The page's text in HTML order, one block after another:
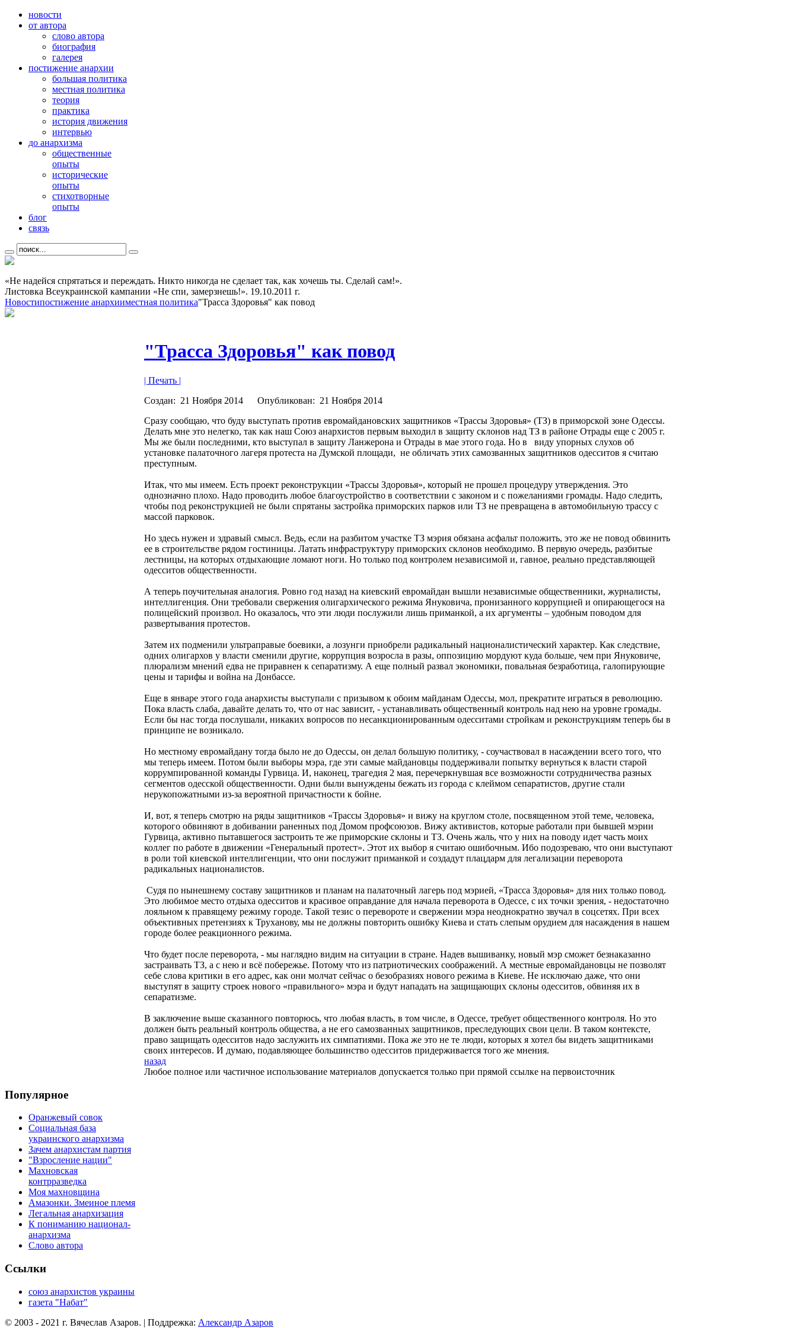
новости
от автора
слово автора
биография
галерея
постижение анархии
большая политика
местная политика
теория
практика
история движения
интервью
до анархизма
общественные
опыты
исторические
опыты
стихотворные
опыты
блог
связь
«Не надейся спрятаться и переждать. Никто никогда не сделает так, как хочешь ты. Сделай сам!».
Листовка Всеукраинской кампании «Не спи, замерзнешь!». 19.10.2011 г.
Новостипостижение анархииместная политика"Трасса Здоровья" как повод
"Трасса Здоровья" как повод
| Печать |
Создан: 21 Ноября 2014 Опубликован: 21 Ноября 2014
Сразу сообщаю, что буду выступать против евромайдановских защитников «Трассы Здоровья» (ТЗ) в приморской зоне Одессы.
Делать мне это нелегко, так как наш Союз анархистов первым выходил в защиту склонов над ТЗ в районе Отрады еще с 2005 г.
Мы же были последними, кто выступал в защиту Ланжерона и Отрады в мае этого года. Но в виду упорных слухов об
установке палаточного лагеря протеста на Думской площади, не обличать этих самозванных защитников одесситов я считаю
преступным.
Итак, что мы имеем. Есть проект реконструкции «Трассы Здоровья», который не прошел процедуру утверждения. Это
однозначно плохо. Надо проводить любое благоустройство в соответствии с законом и с пожеланиями громады. Надо следить,
чтобы под реконструкцией не были спрятаны застройка приморских парков или ТЗ не превращена в автомобильную трассу с
массой парковок.
Но здесь нужен и здравый смысл. Ведь, если на разбитом участке ТЗ мэрия обязана асфальт положить, это же не повод обвинить
ее в строительстве рядом гостиницы. Латать инфраструктуру приморских склонов необходимо. В первую очередь, разбитые
лестницы, на которых отдыхающие ломают ноги. Но только под контролем независимой и, гавное, реально представляющей
одесситов общественности.
А теперь поучительная аналогия. Ровно год назад на киевский евромайдан вышли независимые общественники, журналисты,
интеллигенция. Они требовали свержения олигархического режима Януковича, пронизанного коррупцией и опирающегося на
полицейский произвол. Но оказалось, что эти люди послужили лишь приманкой, а их аргументы – удобным поводом для
развертывания протестов.
Затем их подменили ультраправые боевики, а лозунги приобрели радикальный националистический характер. Как следствие,
одних олигархов у власти сменили другие, коррупция возросла в разы, оппозицию мордуют куда больше, чем при Януковиче,
плюрализм мнений едва не приравнен к сепаратизму. А еще полный развал экономики, повальная безработица, галопирующие
цены и тарифы и война на Донбассе.
Еще в январе этого года анархисты выступали с призывом к обоим майданам Одессы, мол, прекратите играться в революцию.
Пока власть слаба, давайте делать то, что от нас зависит, - устанавливать общественный контроль над нею на уровне громады.
Если бы нас тогда послушали, никаких вопросов по несанкционированным одесситами стройкам и реконструкциям теперь бы в
принципе не возникало.
Но местному евромайдану тогда было не до Одессы, он делал большую политику, - соучаствовал в насаждении всего того, что
мы теперь имеем. Потом были выборы мэра, где эти самые майдановцы поддерживали попытку вернуться к власти старой
коррумпированной команды Гурвица. И, наконец, трагедия 2 мая, перечеркнувшая все возможности сотрудничества разных
сегментов одесской общественности. Одни были вынуждены бежать из города с клеймом сепаратистов, другие стали
нерукопожатными из-за вероятной причастности к бойне.
И, вот, я теперь смотрю на ряды защитников «Трассы Здоровья» и вижу на круглом столе, посвященном этой теме, человека,
которого обвиняют в добивании раненных под Домом профсоюзов. Вижу активистов, которые работали при бывшей мэрии
Гурвица, активно пытавшегося застроить те же приморские склоны и ТЗ. Очень жаль, что у них на поводу идет часть моих
коллег по работе в движении «Генеральный протест». Этот их выбор я считаю ошибочным. Ибо подозреваю, что они выступают
в роли той киевской интеллигенции, что они послужит приманкой и создадут плацдарм для легализации переворота
радикальных националистов.
Судя по нынешнему составу защитников и планам на палаточный лагерь под мэрией, «Трасса Здоровья» для них только повод.
Это любимое место отдыха одесситов и красивое оправдание для начала переворота в Одессе, с их точки зрения, - недостаточно
лояльном к правящему режиму городе. Такой тезис о перевороте и свержении мэра неоднократно звучал в соцсетях. При всех
объективных претензиях к Труханову, мы не должны повторить ошибку Киева и стать слепым орудием для насаждения в нашем
городе более реакционного режима.
Что будет после переворота, - мы наглядно видим на ситуации в стране. Надев вышиванку, новый мэр сможет безнаказанно
застраивать ТЗ, а с нею и всё побережье. Потому что из патриотических соображений. А местные евромайдановцы не позволят
себе слова критики в его адрес, как они молчат сейчас о безобразиях нового режима в Киеве. Не исключаю даже, что они
выступят в защиту строек нового «правильного» мэра и будут нападать на защищающих склоны одесситов, обвиняя их в
сепаратизме.
В заключение выше сказанного повторюсь, что любая власть, в том числе, в Одессе, требует общественного контроля. Но это
должен быть реальный контроль общества, а не его самозванных защитников, преследующих свои цели. В таком контексте,
право защищать одесситов надо заслужить их симпатиями. Пока же это не те люди, которых я хотел бы видеть защитниками
своих интересов. И думаю, подавляющее большинство одесситов придерживается того же мнения.
назад
Любое полное или частичное использование материалов допускается только при прямой ссылке на первоисточник
Популярное
Оранжевый совок
Социальная база
украинского анархизма
Зачем анархистам партия
"Взросление нации"
Махновская
контрразведка
Моя махновщина
Амазонки. Змеиное племя
Легальная анархизация
К пониманию национал-
анархизма
Слово автора
Ссылки
союз анархистов украины
газета "Набат"
© 2003 - 2021 г. Вячеслав Азаров. | Поддрежка: Александр Азаров